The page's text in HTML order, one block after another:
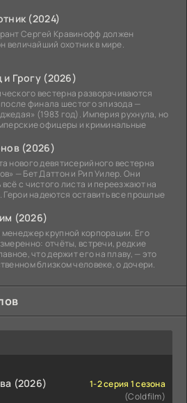
(2024)
Сергей Кравинофф должен
величайший охотник в мире.
Грогу (2026)
вестерна разворачиваются
после финала шестого эпизода —
(1983 год). Империя рухнула, но
офицеры и криминальные
(2026)
нового девятисерийного вестерна
— Бет Даттон и Рип Уилер. Они
с чистого листа и переезжают на
Герои надеются оставить все прошлые
(2026)
крупной корпорации. Его
отчёты, встречи, редкие
что держит его на плаву, — это
близком человеке, о дочери.
(2026)
1-2 серия 1 сезона
(Coldfilm)